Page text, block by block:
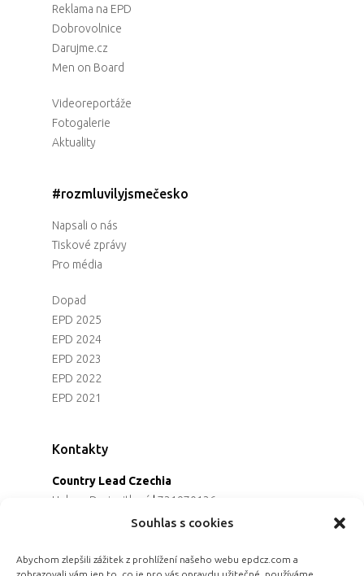
Souhlas s cookies
Abychom zlepšili zážitek z prohlížení našeho webu epdcz.com a
Reklama na EPD
Dobrovolnice
Darujme.cz
Men on Board
Videoreportáže
Fotogalerie
Aktuality
#rozmluvilyjsmečesko
Napsali o nás
Tiskové zprávy
Pro média
Dopad
EPD 2025
EPD 2024
EPD 2023
EPD 2022
EPD 2021
Kontakty
Country Lead Czechia
Helena Dreiseitlová | 731970136
Koordinátorka projektu
Programová ředitelka